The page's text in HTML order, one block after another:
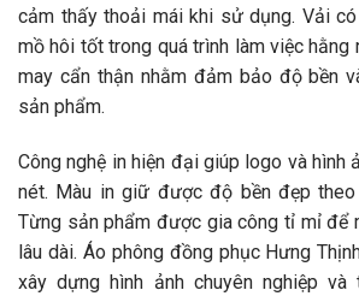
cảm thấy thoải mái khi sử dụng. Vải
mồ hôi tốt trong quá trình làm việc hằng
may cẩn thận nhằm đảm bảo độ bền
sản phẩm.
Công nghệ in hiện đại giúp logo và hình
nét. Màu in giữ được độ bền đẹp
Từng sản phẩm được gia công tỉ mỉ để
lâu dài. Áo phông đồng phục Hưng
xây dựng hình ảnh chuyên nghiệp